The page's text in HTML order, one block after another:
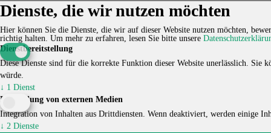
KontaktKarriereImpressumDatenschutzerklärungCookie-
Einstellungen
© 2026 HUCKEPACK e.V. - Alle Rechte vorbehalten.
Dienste, die wir nutzen möchten
Hier können Sie die Dienste, die wir auf dieser Website nutzen möchten,
richtig halten. Um mehr zu erfahren, lesen Sie bitte unsere
Dienstbereitstellung
Diese Dienste sind für die korrekte Funktion dieser Website unerlässlich.
würde.
↓ 1 Dienst
Einbindung von externen Medien
Integration von Inhalten aus Drittdiensten. Wenn deaktiviert, werden einige
↓ 2 Dienste